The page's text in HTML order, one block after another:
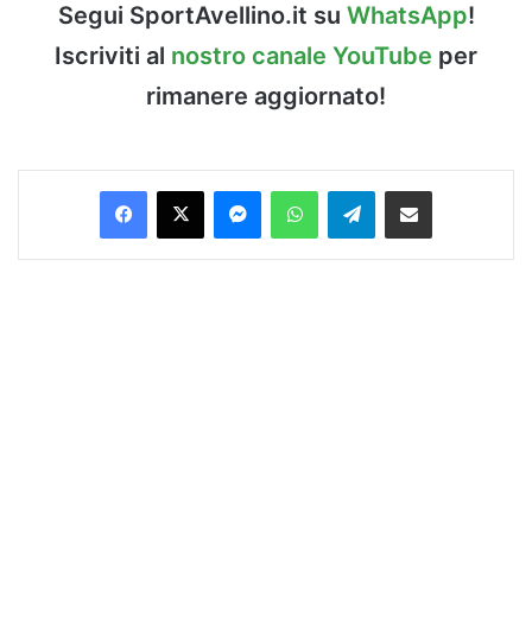
Segui SportAvellino.it su WhatsApp!
Iscriviti al nostro canale YouTube per
rimanere aggiornato!
Facebook
X MessengerWhatsAppTelegramCondividi via Email